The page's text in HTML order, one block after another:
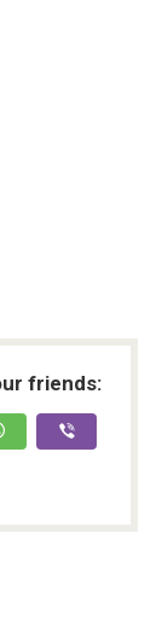
friends: